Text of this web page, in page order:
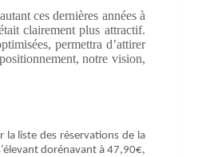
ces dernières années à
clairement plus attractif.
permettra d’attirer
notre vision,
liste des réservations de la
dorénavant à 47,90€,